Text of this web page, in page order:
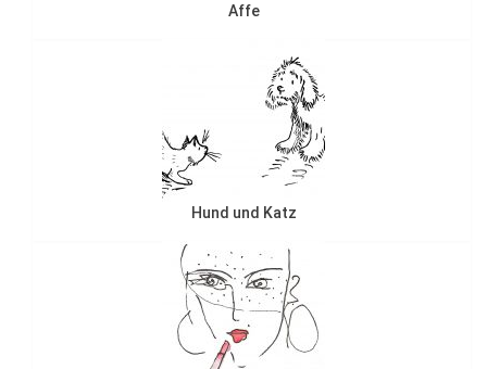
Affe
Hund und Katz